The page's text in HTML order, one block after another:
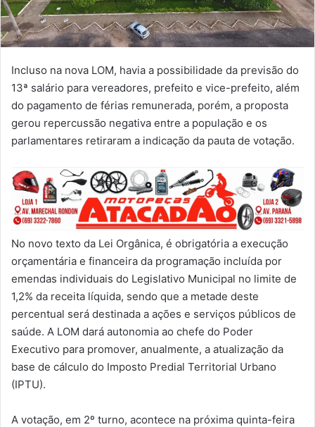
Incluso na nova LOM, havia a possibilidade da previsão do
13ª salário para vereadores, prefeito e vice-prefeito, além
do pagamento de férias remunerada, porém, a proposta
gerou repercussão negativa entre a população e os
parlamentares retiraram a indicação da pauta de votação.
No novo texto da Lei Orgânica, é obrigatória a execução
orçamentária e financeira da programação incluída por
emendas individuais do Legislativo Municipal no limite de
1,2% da receita líquida, sendo que a metade deste
percentual será destinada a ações e serviços públicos de
saúde. A LOM dará autonomia ao chefe do Poder
Executivo para promover, anualmente, a atualização da
base de cálculo do Imposto Predial Territorial Urbano
(IPTU).
A votação, em 2º turno, acontece na próxima quinta-feira